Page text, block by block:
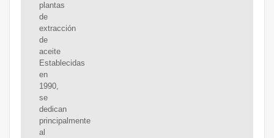
plantas
de
extracción
de
aceite
Establecidas
en
1990,
se
dedican
principalmente
al